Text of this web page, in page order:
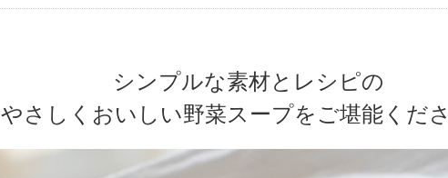
シンプルな素材とレシピの
やさしくおいしい野菜スープをご堪能くださ